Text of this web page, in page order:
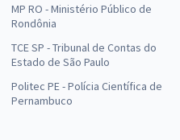
MP RO - Ministério Público de
Rondônia
TCE SP - Tribunal de Contas do
Estado de São Paulo
Politec PE - Polícia Científica de
Pernambuco